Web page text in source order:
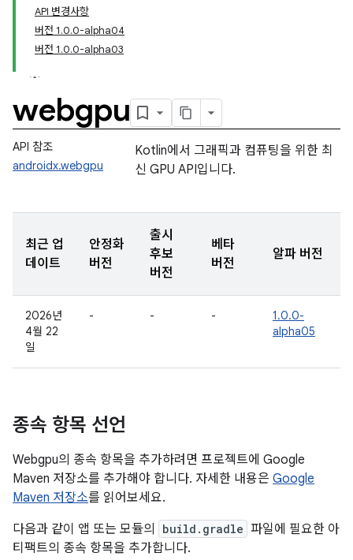
API 변경사항
버전 1.0.0-alpha04
버전 1.0.0-alpha03
webgpu
API 참조
androidx.webgpu
Kotlin에서 그래픽과 컴퓨팅을 위한 최
신 GPU API입니다.
최근 업
데이트
안정화
버전
출시
후보
버전
베타
버전
알파 버전
2026년
4월 22
일
- - -
1.0.0-
alpha05
종속 항목 선언
Webgpu의 종속 항목을 추가하려면 프로젝트에 Google
Maven 저장소를 추가해야 합니다. 자세한 내용은 Google
Maven 저장소를 읽어보세요.
다음과 같이 앱 또는 모듈의
build.gradle 파일에 필요한 아
티팩트의 종속 항목을 추가합니다.